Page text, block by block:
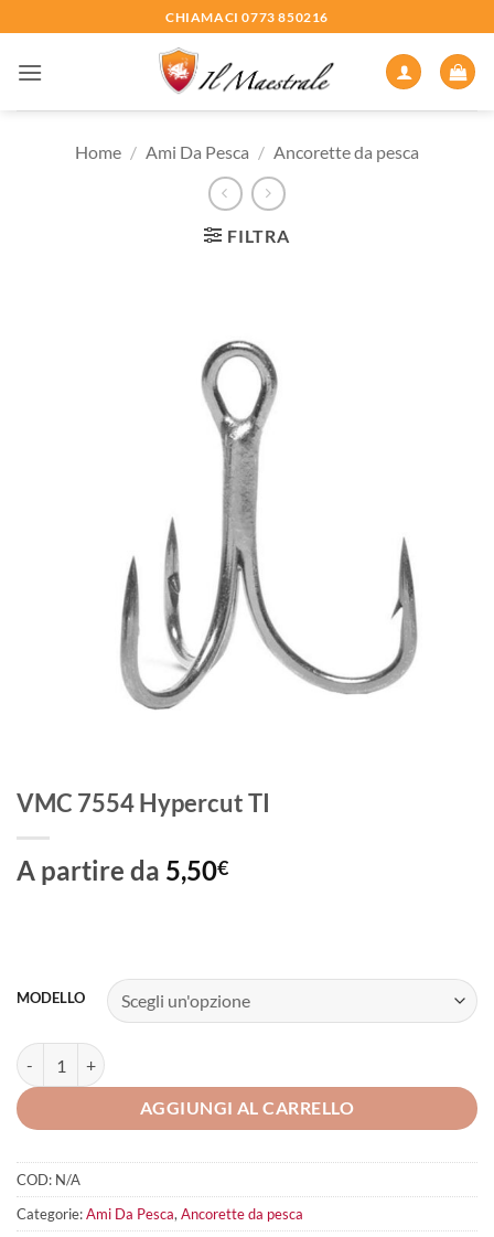
ai
contenuti
CHIAMACI 0773 850216
Home / Ami Da Pesca / Ancorette da pesca
FILTRA
VMC 7554 Hypercut TI
A partire da 5,50€
MODELLO
VMC 7554 Hypercut TI quantità
AGGIUNGI AL CARRELLO
COD: N/A
Categorie:Ami Da Pesca, Ancorette da pesca